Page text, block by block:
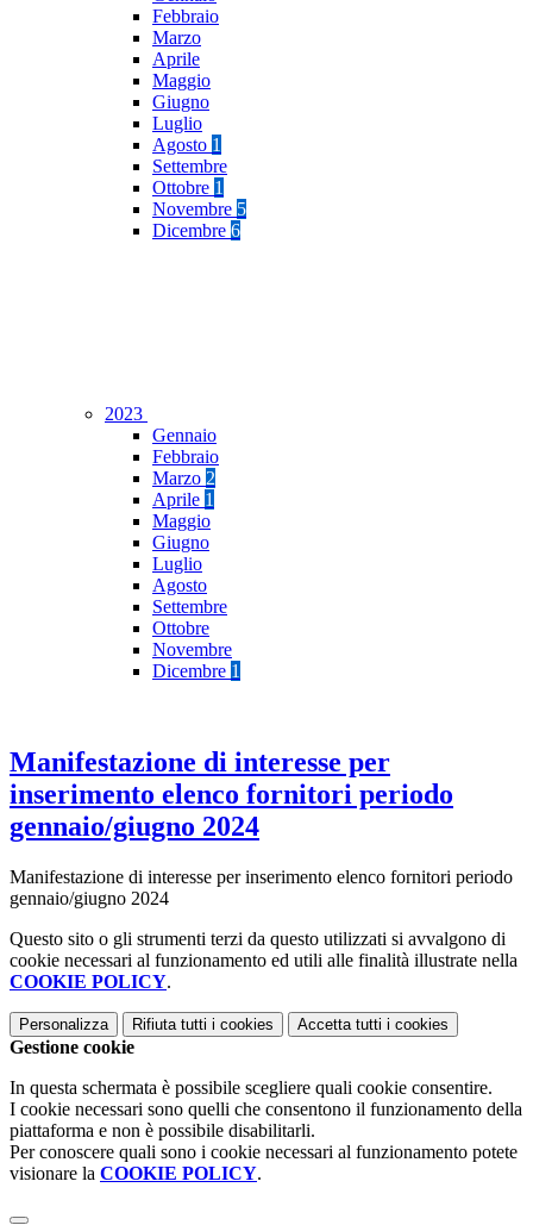
Febbraio
Marzo
Aprile
Maggio
Giugno
Luglio
Agosto 1
Settembre
Ottobre 1
Novembre 5
Dicembre 6
2023
Gennaio
Febbraio
Marzo 2
Aprile 1
Maggio
Giugno
Luglio
Agosto
Settembre
Ottobre
Novembre
Dicembre 1
Manifestazione di interesse per
inserimento elenco fornitori periodo
gennaio/giugno 2024
Manifestazione di interesse per inserimento elenco fornitori periodo
gennaio/giugno 2024
Questo sito o gli strumenti terzi da questo utilizzati si avvalgono di
cookie necessari al funzionamento ed utili alle finalità illustrate nella
COOKIE POLICY.
Personalizza Rifiuta tutti i cookies Accetta tutti i cookies
Gestione cookie
In questa schermata è possibile scegliere quali cookie consentire.
I cookie necessari sono quelli che consentono il funzionamento della
piattaforma e non è possibile disabilitarli.
Per conoscere quali sono i cookie necessari al funzionamento potete
visionare la COOKIE POLICY.